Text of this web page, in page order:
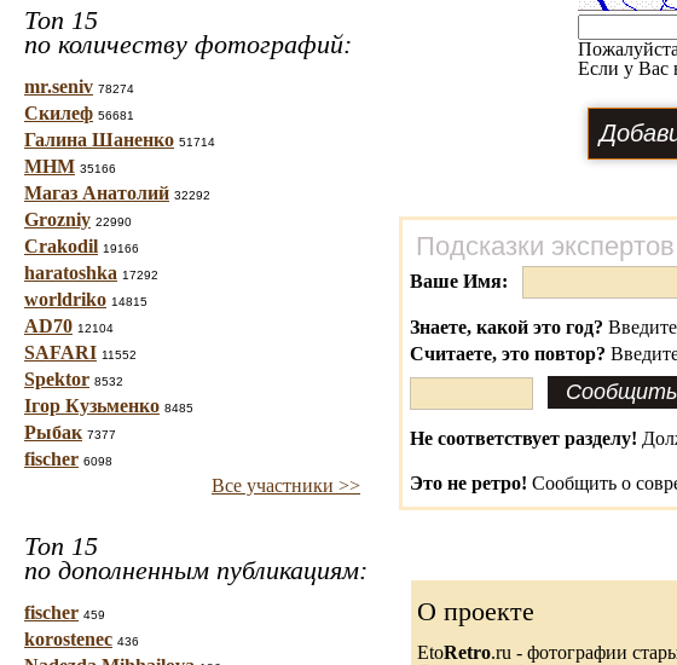
Топ 15
по количеству фотографий:
mr.seniv 78274
Скилеф 56681
Галина Шаненко 51714
МНМ 35166
Магаз Анатолий 32292
Grozniy 22990
Crakodil 19166
haratoshka 17292
worldriko 14815
AD70 12104
SAFARI 11552
Spektor 8532
Ігор Кузьменко 8485
Рыбак 7377
fischer 6098
Все участники >>
Топ 15
по дополненным публикациям:
fischer 459
korostenec 436
Если у Вас
Подсказки экспертов
Ваше Имя:
Знаете, какой это год?
Считаете, это повтор?
Не соответствует разделу!
Это не ретро! Сообщить о
О проекте
EtoRetro.ru - фотографии